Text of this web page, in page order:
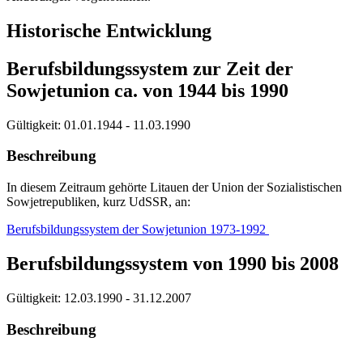
Historische Entwicklung
Berufsbildungssystem zur Zeit der
Sowjetunion ca. von 1944 bis 1990
Gültigkeit: 01.01.1944 - 11.03.1990
Beschreibung
In diesem Zeitraum gehörte Litauen der Union der Sozialistischen
Sowjetrepubliken, kurz UdSSR, an:
Berufsbildungssystem der Sowjetunion 1973-1992
Berufsbildungssystem von 1990 bis 2008
Gültigkeit: 12.03.1990 - 31.12.2007
Beschreibung